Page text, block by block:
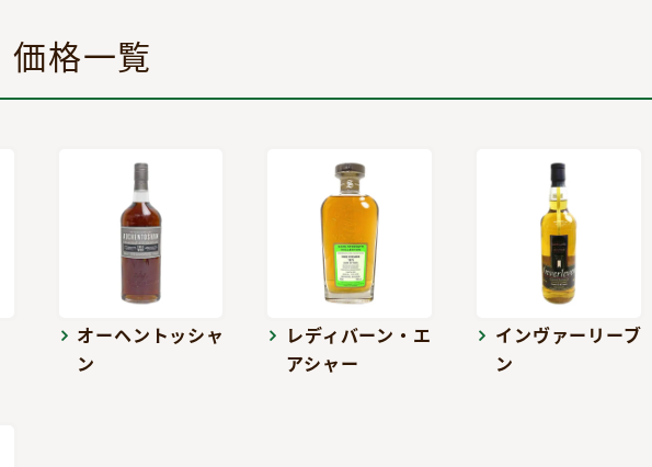
格一覧
オーヘントッシャ
ン
レディバーン・エ
アシャー
インヴァーリーブ
ン